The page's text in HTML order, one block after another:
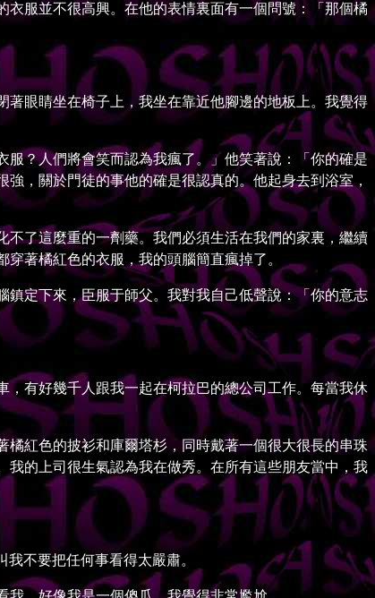
服並不很高興。在他的表情裏面有一個問號：「那個橘
眼睛坐在椅子上，我坐在靠近他腳邊的地板上。我覺得
？人們將會笑而認為我瘋了。」他笑著說：「你的確是
，關於門徒的事他的確是很認真的。他起身去到浴室，
了這麼重的一劑藥。我們必須生活在我們的家裏，繼續
著橘紅色的衣服，我的頭腦簡直瘋掉了。
定下來，臣服于師父。我對我自己低聲說：「你的意志
有好幾千人跟我一起在柯拉巴的總公司工作。每當我休
紅色的披衫和庫爾塔杉，同時戴著一個很大很長的串珠
的上司很生氣認為我在做秀。在所有這些朋友當中，我
不要把任何事看得太嚴肅。